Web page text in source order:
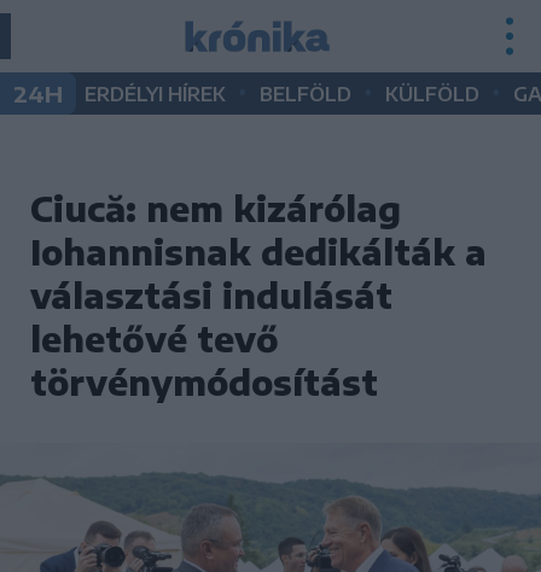
24H ERDÉLYI HÍREK BELFÖLD KÜLFÖLD
Ciucă: nem kizárólag
Iohannisnak dedikálták a
választási indulását
lehetővé tevő
törvénymódosítást